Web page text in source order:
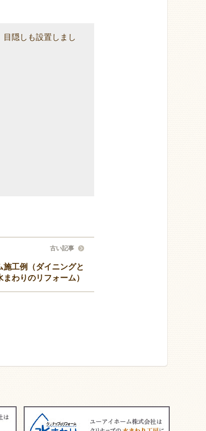
隠しも設置しまし
古い記事
施工例（ダイニングと
まわりのリフォーム）